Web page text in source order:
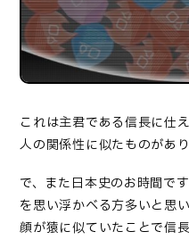
これは主君である信長に仕
人の関係性に似たものがあり
で、また日本史のお時間で
を思い浮かべる方多いと思い
顔が猿に似ていたことで信